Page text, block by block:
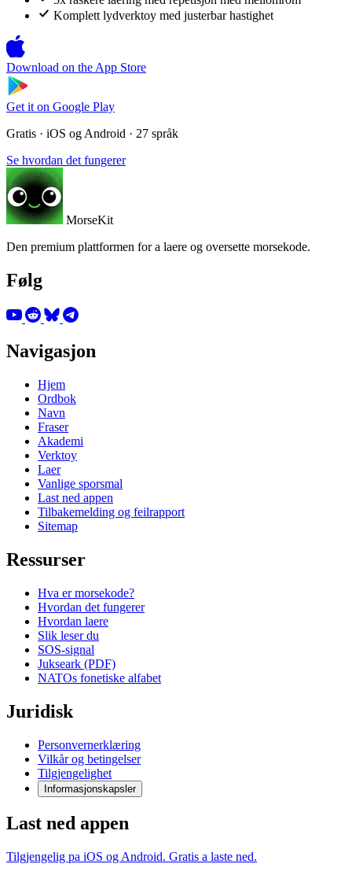
Komplett lydverktoy med justerbar hastighet
Download on the App Store
Get it on Google Play
Gratis · iOS og Android · 27 språk
Se hvordan det fungerer
MorseKit
Den premium plattformen for a laere og oversette morsekode.
Følg
Navigasjon
Hjem
Ordbok
Navn
Fraser
Akademi
Verktoy
Laer
Vanlige sporsmal
Last ned appen
Tilbakemelding og feilrapport
Sitemap
Ressurser
Hva er morsekode?
Hvordan det fungerer
Hvordan laere
Slik leser du
SOS-signal
Jukseark (PDF)
NATOs fonetiske alfabet
Juridisk
Personvernerklæring
Vilkår og betingelser
Tilgjengelighet
Informasjonskapsler
Last ned appen
Tilgjengelig pa iOS og Android. Gratis a laste ned.